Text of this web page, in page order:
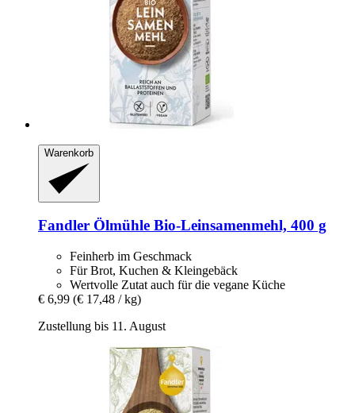
Warenkorb
Fandler Ölmühle Bio-​Leinsamenmehl, 400 g
Feinherb im Geschmack
Für Brot, Kuchen & Kleingebäck
Wertvolle Zutat auch für die vegane Küche
€ 6,99 (€ 17,48 / kg)
Zustellung bis 11. August